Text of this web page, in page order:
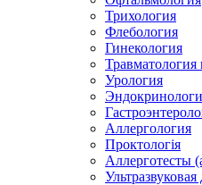
Трихология
Флебология
Гинекология
Травматология
Урология
Аллергология
Проктологія
Аллерготесты